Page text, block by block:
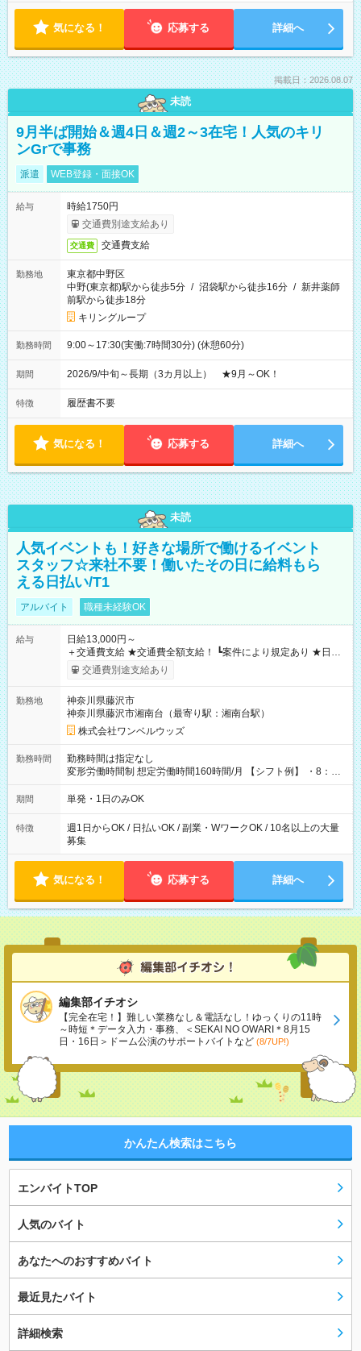
気になる！ 応募する 詳細へ
掲載日：2026.08.07
未読
9月半ば開始＆週4日＆週2～3在宅！人気のキリ
ンGrで事務
派遣 WEB登録・面接OK
給与
時給1750円
交通費別途支給あり
交通費 交通費支給
勤務地
東京都中野区
中野(東京都)駅から徒歩5分 / 沼袋駅から徒歩16分 / 新井薬師
前駅から徒歩18分
キリングループ
勤務時間 9:00～17:30(実働:7時間30分) (休憩60分)
期間 2026/9/中旬～長期（3カ月以上） ★9月～OK！
特徴 履歴書不要
気になる！ 応募する 詳細へ
未読
人気イベントも！好きな場所で働けるイベント
スタッフ☆来社不要！働いたその日に給料もら
える日払い/T1
アルバイト 職種未経験OK
給与
日給13,000円～
＋交通費支給 ★交通費全額支給！ ┗案件により規定あり ★日払
いOK！（規定あり） ┗働いたその日に現金GET♪ お仕事後はコ
ンビニATMから 日払い分を引き落とせます！ 【試用期間】試
交通費別途支給あり
勤務地
神奈川県藤沢市
神奈川県藤沢市湘南台（最寄り駅：湘南台駅）
株式会社ワンベルウッズ
勤務時間
勤務時間は指定なし
変形労働時間制 想定労働時間160時間/月 【シフト例】 ・8：00
～21：00
期間 単発・1日のみOK
特徴
週1日からOK / 日払いOK / 副業・WワークOK / 10名以上の大量
募集
気になる！ 応募する 詳細へ
編集部イチオシ
【完全在宅！】難しい業務なし＆電話なし！ゆっくりの11時
～時短＊データ入力・事務、＜SEKAI NO OWARI＊8月15
日・16日＞ドーム公演のサポートバイトなど (8/7UP!)
かんたん検索はこちら
エンバイトTOP
人気のバイト
あなたへのおすすめバイト
最近見たバイト
詳細検索